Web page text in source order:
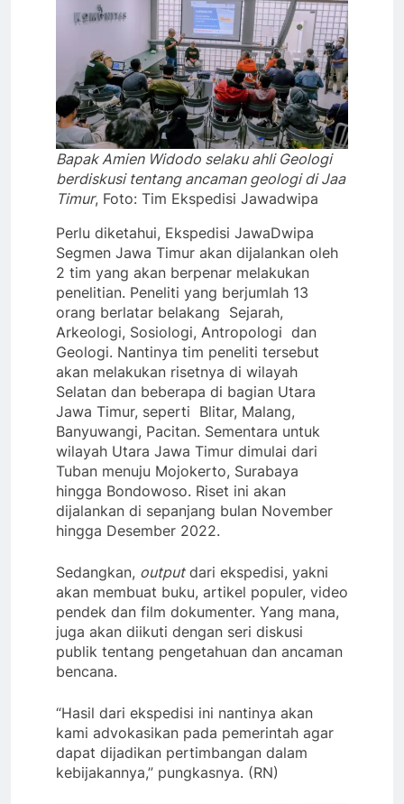
Bapak Amien Widodo selaku ahli Geologi
berdiskusi tentang ancaman geologi di Jaa
Timur, Foto: Tim Ekspedisi Jawadwipa
Perlu diketahui, Ekspedisi JawaDwipa
Segmen Jawa Timur akan dijalankan oleh
2 tim yang akan berpenar melakukan
penelitian. Peneliti yang berjumlah 13
orang berlatar belakang Sejarah,
Arkeologi, Sosiologi, Antropologi dan
Geologi. Nantinya tim peneliti tersebut
akan melakukan risetnya di wilayah
Selatan dan beberapa di bagian Utara
Jawa Timur, seperti Blitar, Malang,
Banyuwangi, Pacitan. Sementara untuk
wilayah Utara Jawa Timur dimulai dari
Tuban menuju Mojokerto, Surabaya
hingga Bondowoso. Riset ini akan
dijalankan di sepanjang bulan November
hingga Desember 2022.
Sedangkan, outputdari ekspedisi, yakni
akan membuat buku, artikel populer, video
pendek dan film dokumenter. Yang mana,
juga akan diikuti dengan seri diskusi
publik tentang pengetahuan dan ancaman
bencana.
“Hasil dari ekspedisi ini nantinya akan
kami advokasikan pada pemerintah agar
dapat dijadikan pertimbangan dalam
kebijakannya,” pungkasnya. (RN)